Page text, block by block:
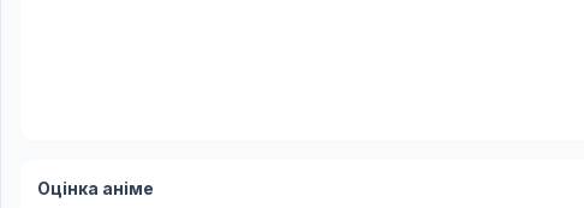
Оцінка аніме